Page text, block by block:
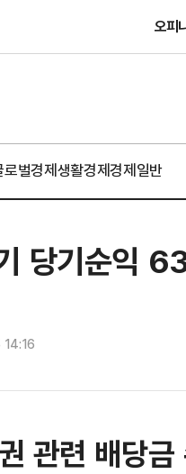
오피
로벌경제생활경제경제일반
당기순
14:16
관련 배당